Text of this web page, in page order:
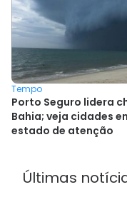
Tempo
Porto Seguro lidera
Bahia; veja cidades
estado de atenção
Últimas